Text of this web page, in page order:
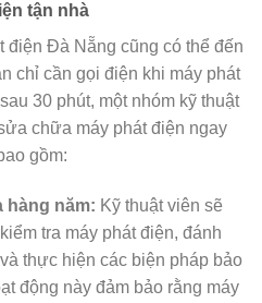
tận nhà
điện Đà Nẵng cũng có thể đến
chỉ cần gọi điện khi máy phát
30 phút, một nhóm kỹ thuật
chữa máy phát điện ngay
gồm:
hàng năm: Kỹ thuật viên sẽ
tra máy phát điện, đánh
thực hiện các biện pháp bảo
động này đảm bảo rằng máy